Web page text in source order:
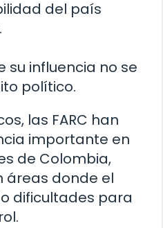
del país
su influencia no se
político.
las FARC han
importante en
de Colombia,
áreas donde el
dificultades para